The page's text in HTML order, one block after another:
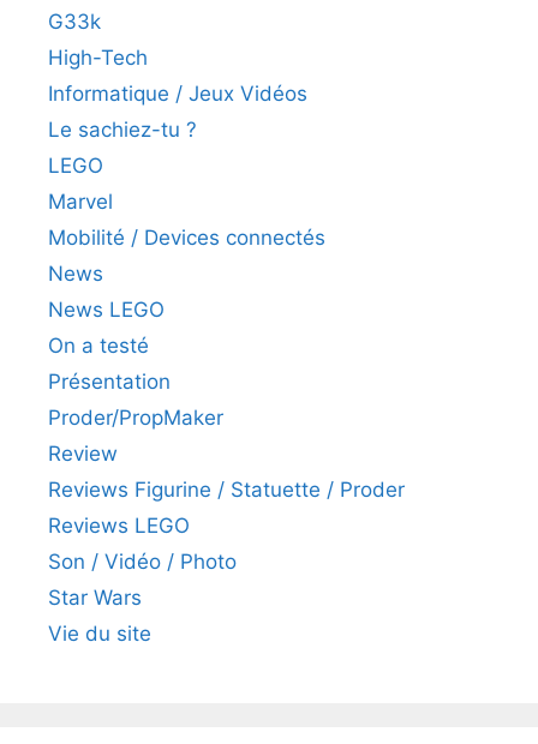
G33k
High-Tech
Informatique / Jeux Vidéos
Le sachiez-tu ?
LEGO
Marvel
Mobilité / Devices connectés
News
News LEGO
On a testé
Présentation
Proder/PropMaker
Review
Reviews Figurine / Statuette / Proder
Reviews LEGO
Son / Vidéo / Photo
Star Wars
Vie du site